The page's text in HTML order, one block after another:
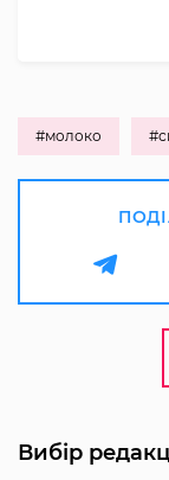
#молоко
Вибір